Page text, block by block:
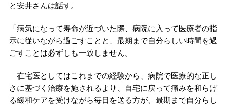
と安井さんは話す。
「病気になって寿命が近づいた際、病院に入って医療者の指
示に従いながら過ごすことと、最期まで自分らしい時間を過
ごすことは必ずしも一致しません。
在宅医としてはこれまでの経験から、病院で医療的な正し
さに基づく治療を施されるより、自宅に戻って痛みを和らげ
る緩和ケアを受けながら毎日を送る方が、最期まで自分らし